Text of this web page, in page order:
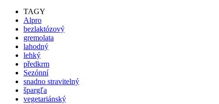
TAGY
Alpro
bezlaktózový
gremolata
lahodný
lehký
předkrm
Sezónní
snadno stravitelný
špargľa
vegetariánský